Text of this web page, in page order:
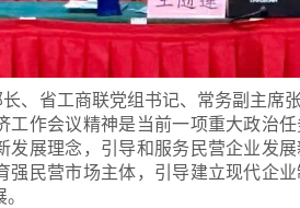
、省工商联党组书记、常务副主席
工作会议精神是当前一项重大政治
发展理念，引导和服务民营企业发
强民营市场主体，引导建立现代企